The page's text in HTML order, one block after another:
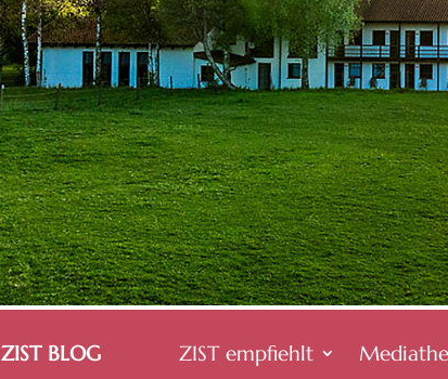
Moshé Feldenkrais
ZIST BLOG ZIST empfiehlt